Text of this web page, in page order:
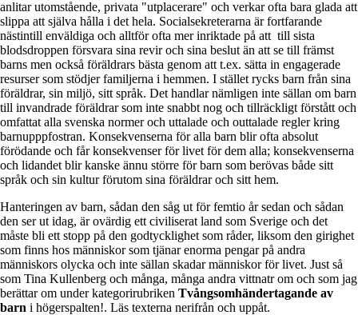
anlitar utomstående, privata "utplacerare" och verkar ofta bara glada att
slippa att själva hålla i det hela. Socialsekreterarna är fortfarande
nästintill enväldiga och alltför ofta mer inriktade på att till sista
blodsdroppen försvara sina revir och sina beslut än att se till främst
barns men också föräldrars bästa genom att t.ex. sätta in engagerade
resurser som stödjer familjerna i hemmen. I stället rycks barn från sina
föräldrar, sin miljö, sitt språk. Det handlar nämligen inte sällan om barn
till invandrade föräldrar som inte snabbt nog och tillräckligt förstått och
omfattat alla svenska normer och uttalade och outtalade regler kring
barnupppfostran. Konsekvenserna för alla barn blir ofta absolut
förödande och får konsekvenser för livet för dem alla; konsekvenserna
och lidandet blir kanske ännu större för barn som berövas både sitt
språk och sin kultur förutom sina föräldrar och sitt hem.
Hanteringen av barn, sådan den såg ut för femtio år sedan och sådan
den ser ut idag, är ovärdig ett civiliserat land som Sverige och det
måste bli ett stopp på den godtycklighet som råder, liksom den girighet
som finns hos människor som tjänar enorma pengar på andra
människors olycka och inte sällan skadar människor för livet. Just så
som Tina Kullenberg och många, många andra vittnatr om och som jag
berättar om under kategorirubriken Tvångsomhändertagande av
barn i högerspalten!. Läs texterna nerifrån och uppåt.